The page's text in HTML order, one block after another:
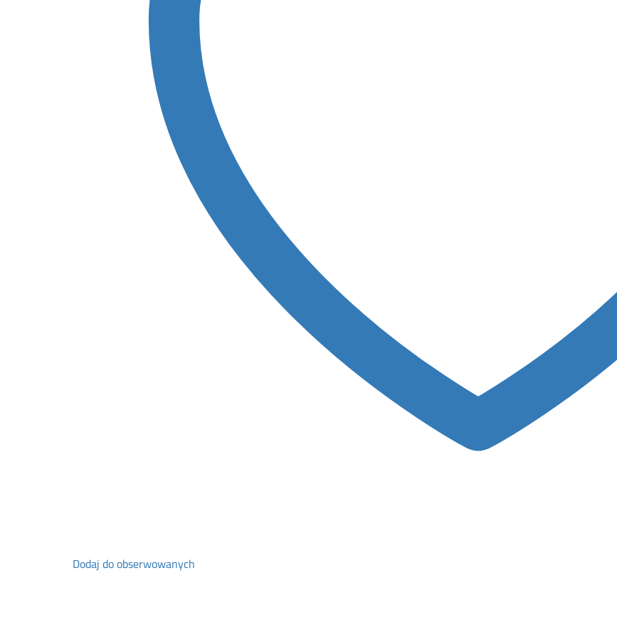
Dodaj do obserwowanych